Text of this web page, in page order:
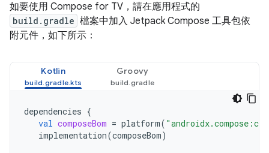
如要使用 Compose for TV，請在應用程式的
build.gradle 檔案中加入 Jetpack Compose 工具包依
附元件，如下所示：
Kotlin Groovy
dependencies {
val composeBom = platform(
implementation(composeBom)